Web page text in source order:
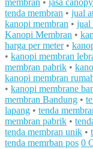
membran • jasa
tenda membran • jual
kanopi membran • jual
Kanopi Membran •
harga per meter•
• kanopi membran
membran pabrik •
kanopi membran
• kanopi membrane
membran Bandung •
lapang • tenda
membran pabrik •
tenda membran unik •
tenda memrban pos 0